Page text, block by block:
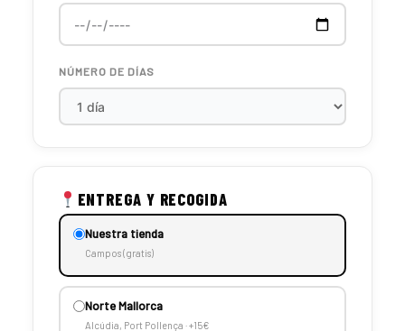
NÚMERO DE DÍAS
ENTREGA Y RECOGIDA
Nuestra tienda
Campos (gratis)
Norte Mallorca
Alcúdia, Port Pollença · +15€